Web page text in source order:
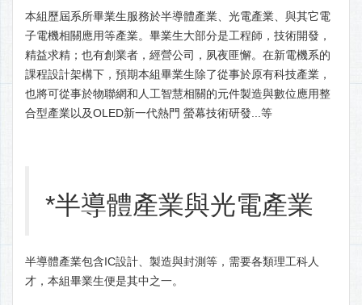
本組歷屆系所畢業生服務於半導體產業、光電產業、與其它電
子電機相關應用等產業。畢業生大部分是工程師，技術開發，
精益求精；也有創業者，經營公司，夙夜匪懈。在新電機系的
課程設計架構下，預期本組畢業生除了從事於原有科技產業，
也將可從事於物聯網和人工智慧相關的元件製造與數位應用整
合型產業以及OLED新一代熱門 螢幕技術研發...等
*半導體產業與光電產業
半導體產業包含IC設計、製造與封測等，需要各類理工科人
才，本組畢業生便是其中之一。